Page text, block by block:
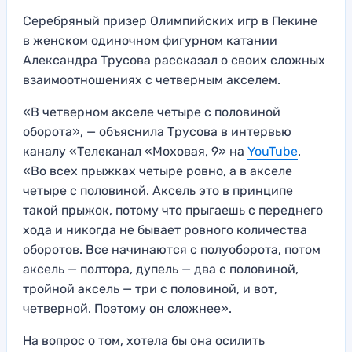
Серебряный призер Олимпийских игр в Пекине
в женском одиночном фигурном катании
Александра Трусова рассказал о своих сложных
взаимоотношениях с четверным акселем.
«В четверном акселе четыре с половиной
оборота», — объяснила Трусова в интервью
каналу «Телеканал «Моховая, 9» на YouTube.
«Во всех прыжках четыре ровно, а в акселе
четыре с половиной. Аксель это в принципе
такой прыжок, потому что прыгаешь с переднего
хода и никогда не бывает ровного количества
оборотов. Все начинаются с полуоборота, потом
аксель — полтора, дупель — два с половиной,
тройной аксель — три с половиной, и вот,
четверной. Поэтому он сложнее».
На вопрос о том, хотела бы она осилить